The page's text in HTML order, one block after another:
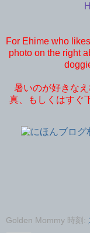
For Ehime who
photo on the right
暑いのが好きな
真、もしくはすぐ
Golden Mommy 時刻: